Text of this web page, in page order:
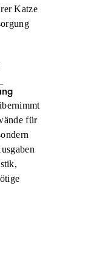
Katze
für